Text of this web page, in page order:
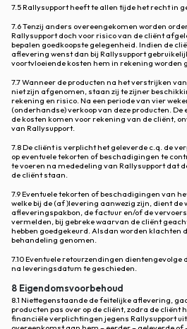
7.5 Rallysupport heeft te allen tijde het recht in
7.6 Tenzij anders overeengekomen worden
Rallysupport doch voor risico van de cliënt
bepalen goedkoopste gelegenheid. Indien de
aflevering wenst dan bij Rallysupport
voortvloeiende kosten hem in rekening worden
7.7 Wanneer de producten na het verstrijken
niet zijn afgenomen, staan zij te zijner
rekening en risico. Na een periode van vier
(onderhandse) verkoop van deze producten.
de kosten komen voor rekening van de cliënt,
van Rallysupport.
7.8 De cliënt is verplicht het geleverde c.q. de
op eventuele tekorten of beschadigingen te
te voeren na mededeling van Rallysupport dat
de cliënt staan.
7.9 Eventuele tekorten of beschadigingen van
welke bij de (af )levering aanwezig zijn, dient de
afleveringspakbon, de factuur en/of de
vermelden, bij gebreke waarvan de cliënt
hebben goedgekeurd. Alsdan worden klachten
behandeling genomen.
7.10 Eventuele retourzendingen
na leveringsdatum te geschieden.
8 Eigendomsvoorbehoud
8.1 Niettegenstaande de feitelijke aflevering,
producten pas over op de cliënt, zodra de cliënt
financiële verplichtingen jegens Rallysupport